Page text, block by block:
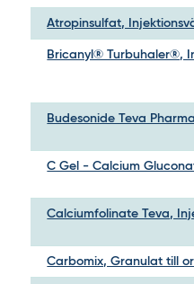
Atropinsulfat,
Bricanyl® Turbuhaler®,
Budesonide Teva
C Gel - Calcium
Calciumfolinate Teva,
Carbomix, Granulat till